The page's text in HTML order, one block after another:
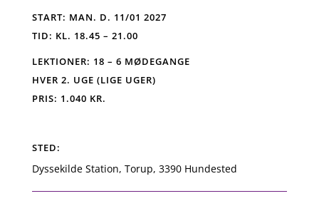
START: MAN. D. 11/01 2027
TID: KL. 18.45 – 21.00
LEKTIONER: 18 – 6 MØDEGANGE
HVER 2. UGE (LIGE UGER)
PRIS: 1.040 KR.
STED:
Dyssekilde Station, Torup, 3390 Hundested